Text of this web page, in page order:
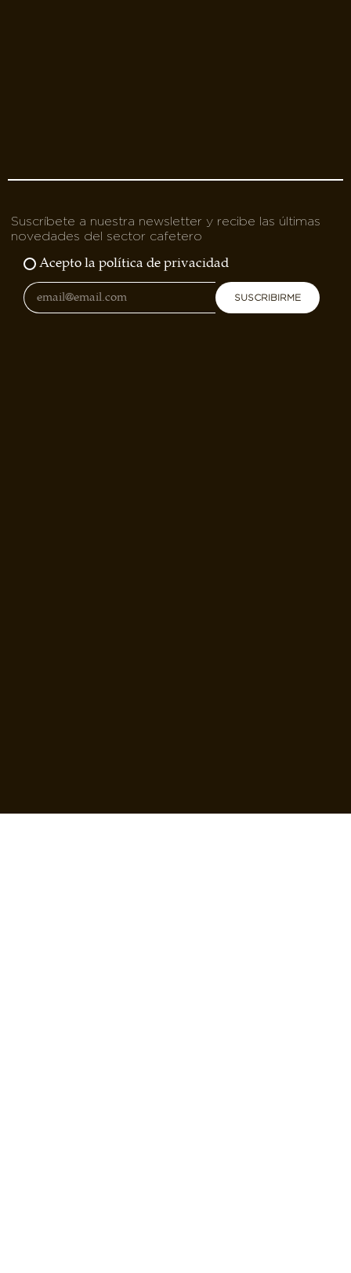
Suscríbete a nuestra newsletter y recibe las últimas
novedades del sector cafetero
Acepto la política de privacidad
SUSCRIBIRME